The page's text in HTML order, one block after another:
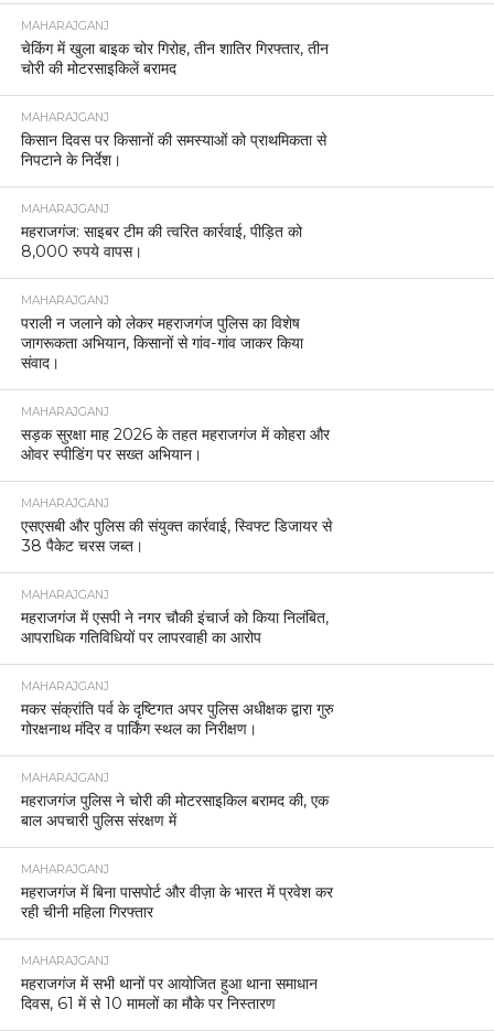
MAHARAJGANJ
चेकिंग में खुला बाइक चोर गिरोह, तीन शातिर गिरफ्तार, तीन
चोरी की मोटरसाइकिलें बरामद
MAHARAJGANJ
किसान दिवस पर किसानों की समस्याओं को प्राथमिकता से
निपटाने के निर्देश।
MAHARAJGANJ
महराजगंज: साइबर टीम की त्वरित कार्रवाई, पीड़ित को
8,000 रुपये वापस।
MAHARAJGANJ
पराली न जलाने को लेकर महराजगंज पुलिस का विशेष
जागरूकता अभियान, किसानों से गांव-गांव जाकर किया
संवाद।
MAHARAJGANJ
सड़क सुरक्षा माह 2026 के तहत महराजगंज में कोहरा और
ओवर स्पीडिंग पर सख्त अभियान।
MAHARAJGANJ
एसएसबी और पुलिस की संयुक्त कार्रवाई, स्विफ्ट डिजायर से
38 पैकेट चरस जब्त।
MAHARAJGANJ
महराजगंज में एसपी ने नगर चौकी इंचार्ज को किया निलंबित,
आपराधिक गतिविधियों पर लापरवाही का आरोप
MAHARAJGANJ
मकर संक्रांति पर्व के दृष्टिगत अपर पुलिस अधीक्षक द्वारा गुरु
गोरक्षनाथ मंदिर व पार्किंग स्थल का निरीक्षण।
MAHARAJGANJ
महराजगंज पुलिस ने चोरी की मोटरसाइकिल बरामद की, एक
बाल अपचारी पुलिस संरक्षण में
MAHARAJGANJ
महराजगंज में बिना पासपोर्ट और वीज़ा के भारत में प्रवेश कर
रही चीनी महिला गिरफ्तार
MAHARAJGANJ
महराजगंज में सभी थानों पर आयोजित हुआ थाना समाधान
दिवस, 61 में से 10 मामलों का मौके पर निस्तारण